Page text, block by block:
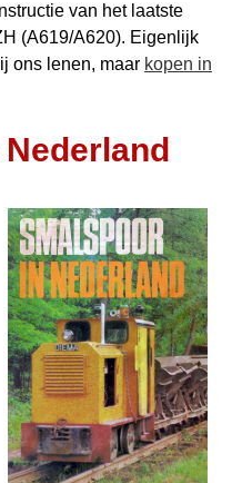
van het laatste
(A619/A620). Eigenlijk
ons lenen, maar kopen in